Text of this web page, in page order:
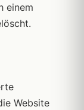
einem
Website